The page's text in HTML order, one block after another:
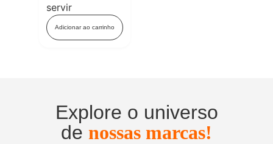
servir
Adicionar ao carrinho
Explore o universo
de nossas marcas!